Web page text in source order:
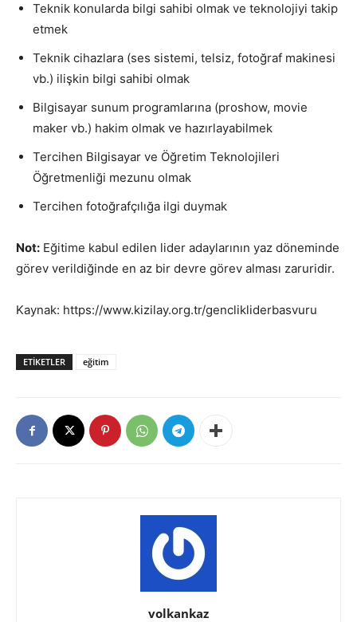
Teknik konularda bilgi sahibi olmak ve teknolojiyi takip
etmek
Teknik cihazlara (ses sistemi, telsiz, fotoğraf makinesi
vb.) ilişkin bilgi sahibi olmak
Bilgisayar sunum programlarına (proshow, movie
maker vb.) hakim olmak ve hazırlayabilmek
Tercihen Bilgisayar ve Öğretim Teknolojileri
Öğretmenliği mezunu olmak
Tercihen fotoğrafçılığa ilgi duymak
Not: Eğitime kabul edilen lider adaylarının yaz döneminde
görev verildiğinde en az bir devre görev alması zaruridir.
Kaynak: https://www.kizilay.org.tr/genclikliderbasvuru
ETIKETLER eğitim
volkankaz